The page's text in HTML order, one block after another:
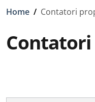
Briciole di pane
Home / Contatori